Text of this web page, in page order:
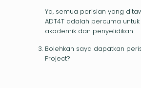
Ya, semua perisian yang
ADT4T adalah percuma
akademik dan penyelidikan.
Bolehkah saya dapatkan
Project?